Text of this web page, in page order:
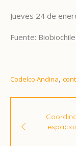
Jueves 24 de
Fuente:
Codelco Andina,